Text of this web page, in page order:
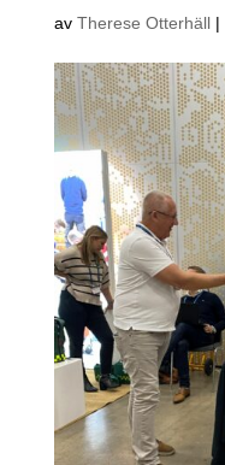
av Therese Otterhäll|